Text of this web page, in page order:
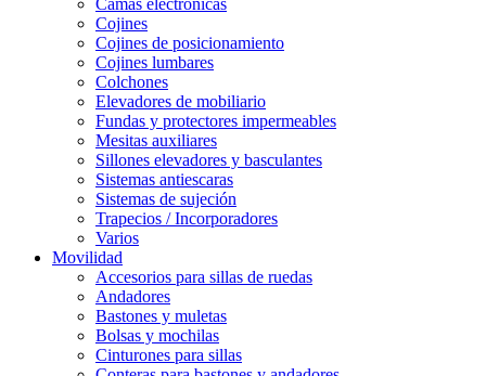
Camas electrónicas
Cojines
Cojines de posicionamiento
Cojines lumbares
Colchones
Elevadores de mobiliario
Fundas y protectores impermeables
Mesitas auxiliares
Sillones elevadores y basculantes
Sistemas antiescaras
Sistemas de sujeción
Trapecios / Incorporadores
Varios
Movilidad
Accesorios para sillas de ruedas
Andadores
Bastones y muletas
Bolsas y mochilas
Cinturones para sillas